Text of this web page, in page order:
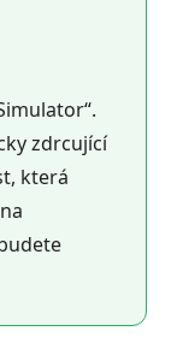
zdrcující
která